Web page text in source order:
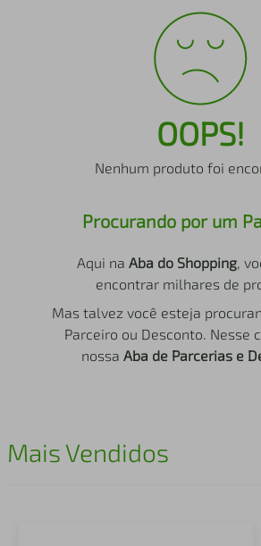
OOPS!
Nenhum produto foi
Procurando por um
Aqui na Aba do Shopping,
encontrar milhares de
Mas talvez você esteja
Parceiro ou Desconto. Nesse
nossa Aba de Parcerias e
Mais Vendidos
iphone